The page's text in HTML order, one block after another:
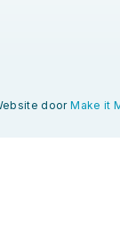
doorMake it